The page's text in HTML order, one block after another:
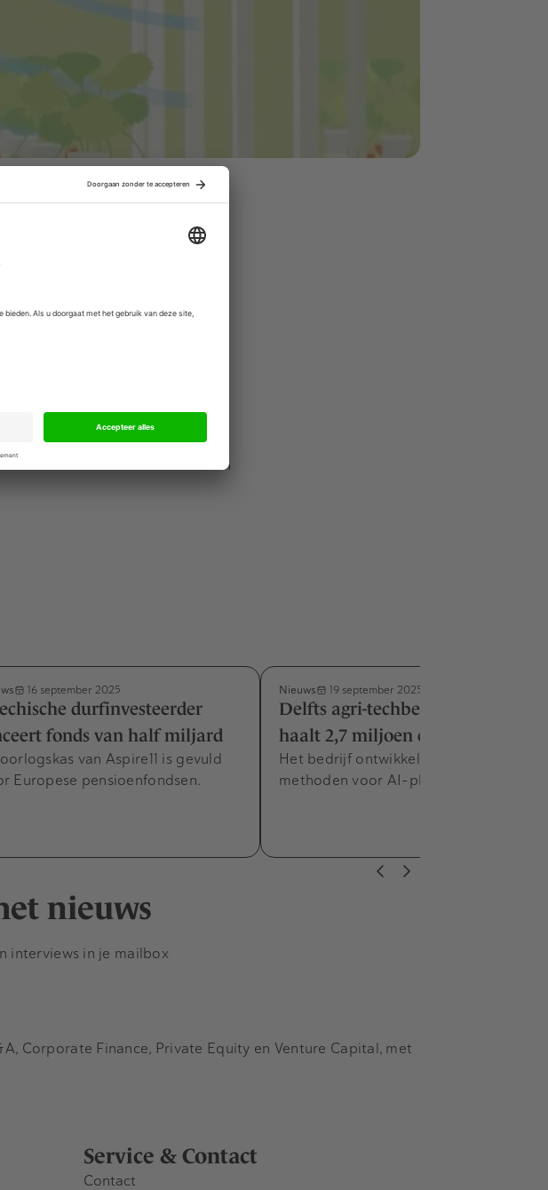
en diverse tech- en
helpt plagen vroegtijdig te
te verminderen. De
tot slimme val-monitoring en
stap richting een toekomst
PATS de ontwikkeling
teeltmethoden.
in meer dan 25 landen en kan
16 september 2025
durfinvesteerder
fonds van half miljard
van Aspire11 is gevuld
Europese pensioenfondsen.
Nieuws 19 september 2025
Delfts agri-techbedrijf PATS
haalt 2,7 miljoen euro op
Het bedrijf ontwikkelt nieuwe
methoden voor AI-plaagbestrijding.
nieuws
interviews in je mailbox
Service & Contact
Contact
Corporate Finance, Private Equity en Venture Capital, met